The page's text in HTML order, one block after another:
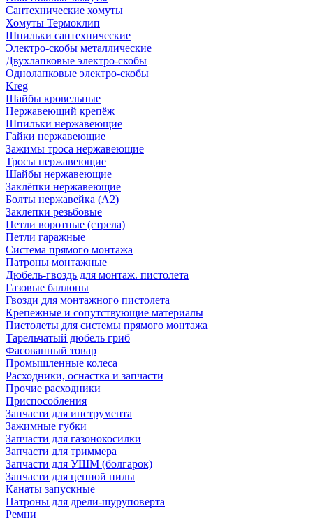
Сантехнические хомуты
Хомуты Термоклип
Шпильки сантехнические
Электро-скобы металлические
Двухлапковые электро-скобы
Однолапковые электро-скобы
Kreg
Шайбы кровельные
Нержавеющий крепёж
Шпильки нержавеющие
Гайки нержавеющие
Зажимы троса нержавеющие
Тросы нержавеющие
Шайбы нержавеющие
Заклёпки нержавеющие
Болты нержавейка (А2)
Заклепки резьбовые
Петли воротные (стрела)
Петли гаражные
Система прямого монтажа
Патроны монтажные
Дюбель-гвоздь для монтаж. пистолета
Газовые баллоны
Гвозди для монтажного пистолета
Крепежные и сопутствующие материалы
Пистолеты для системы прямого монтажа
Тарельчатый дюбель гриб
Фасованный товар
Промышленные колеса
Расходники, оснастка и запчасти
Прочие расходники
Приспособления
Запчасти для инструмента
Зажимные губки
Запчасти для газонокосилки
Запчасти для триммера
Запчасти для УШМ (болгарок)
Запчасти для цепной пилы
Канаты запускные
Патроны для дрели-шуруповерта
Ремни